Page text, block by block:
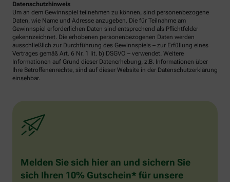
Datenschutzhinweis
Um an dem Gewinnspiel teilnehmen zu können, sind personenbezogene
Daten, wie Name und Adresse anzugeben. Die für Teilnahme am
Gewinnspiel erforderlichen Daten sind entsprechend als Pflichtfelder
gekennzeichnet. Die erhobenen personenbezogenen Daten werden
ausschließlich zur Durchführung des Gewinnspiels – zur Erfüllung eines
Vertrages gemäß Art. 6 Nr. 1 lit. b) DSGVO – verwendet. Weitere
Informationen auf Grund dieser Datenerhebung, z.B. Informationen über
Ihre Betroffenenrechte, sind auf dieser Website in der Datenschutzerklärung
einsehbar.
Melden Sie sich hier an und sichern Sie
sich Ihren 10% Gutschein* für unsere